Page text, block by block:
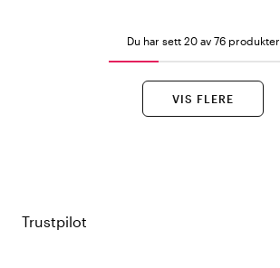
Du har sett 20 av 76 produkter
VIS FLERE
Trustpilot